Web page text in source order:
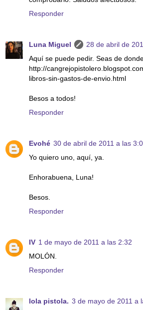
Responder
Luna Miguel
28 de abril de
Aquí se puede pedir. Seas de
http://
libros-sin-gastos-de-envio.html
Besos a todos!
Responder
Evohé 30 de abril de 2011 a las
Yo quiero uno, aquí, ya.
Enhorabuena, Luna!
Besos.
Responder
IV 1 de mayo de 2011 a las 2:32
MOLÓN.
Responder
lola pistola. 3 de mayo de 2011 a